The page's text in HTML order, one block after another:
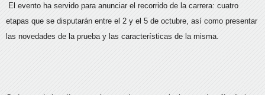
El evento ha servido para anunciar el recorrido de la carrera: cuatro
etapas que se disputarán entre el 2 y el 5 de octubre, así como presentar
las novedades de la prueba y las características de la misma.